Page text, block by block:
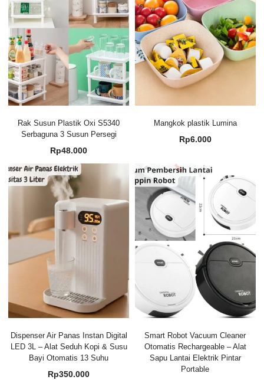
Rak Susun Plastik Oxi S5340
Serbaguna 3 Susun Persegi
Rp48.000
Mangkok plastik Lumina
Rp6.000
Dispenser Air Panas Instan Digital
LED 3L – Alat Seduh Kopi & Susu
Bayi Otomatis 13 Suhu
Rp350.000
Smart Robot Vacuum Cleaner
Otomatis Rechargeable – Alat
Sapu Lantai Elektrik Pintar
Portable